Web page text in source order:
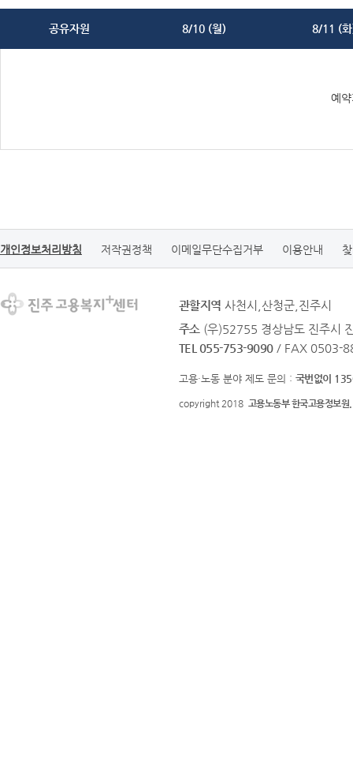
공유자원 8/10 (월) 8/11 (
예
개인정보처리방침 저작권정책 이메일무단수집거부 이용안내
관할지역 사천시,산청군,진주시
주소 (우)52755 경상남도 진주시
TEL 055-753-9090 / FAX 0503-
고용·노동 분야 제도 문의 : 국번없이
copyright 2018 고용노동부 한국고용정보원.